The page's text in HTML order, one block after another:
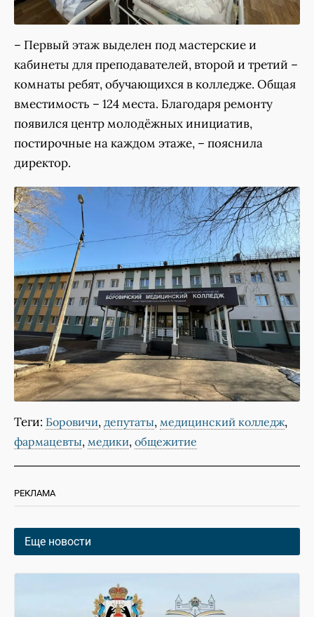
– Первый этаж выделен под мастерские и
кабинеты для преподавателей, второй и третий –
комнаты ребят, обучающихся в колледже. Общая
вместимость – 124 места. Благодаря ремонту
появился центр молодёжных инициатив,
постирочные на каждом этаже, – пояснила
директор.
Теги: Боровичи, депутаты, медицинский колледж,
фармацевты, медики, общежитие
РЕКЛАМА
Еще новости